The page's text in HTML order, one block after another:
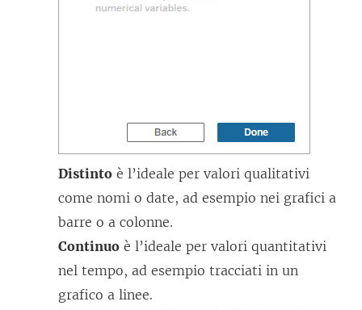
Distinto è l’ideale per valori qualitativi
come nomi o date, ad esempio nei grafici a
barre o a colonne.
Continuo è l’ideale per valori quantitativi
nel tempo, ad esempio tracciati in un
grafico a linee.